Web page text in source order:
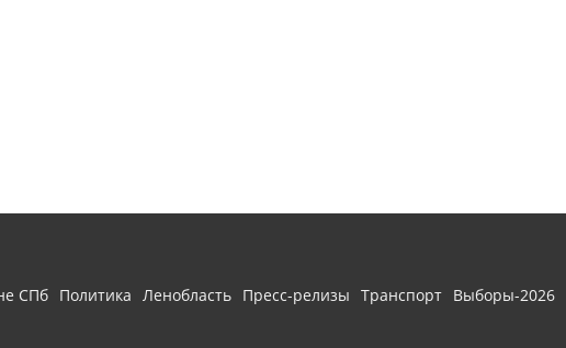
СПб Политика Ленобласть Пресс-релизы Транспорт Выборы-2026